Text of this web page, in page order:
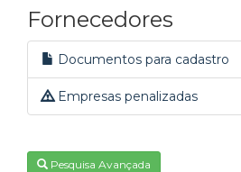
Fornecedores
Documentos para cadastro
Empresas penalizadas
Pesquisa Avançada